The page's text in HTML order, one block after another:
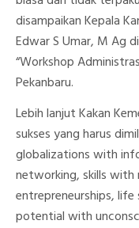
disampaikan Kepala
Edwar S Umar, M Ag
“Workshop
Pekanbaru.
Lebih lanjut Kakan
sukses yang harus
globalizations with
networking, skills
entrepreneurships,
potential with